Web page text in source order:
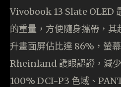
Vivobook 13 Slate OLED
的重量，方便隨身攜帶，其
升畫面屏佔比達 86%，螢
Rheinland 護眼認證，減
100% DCI-P3 色域、